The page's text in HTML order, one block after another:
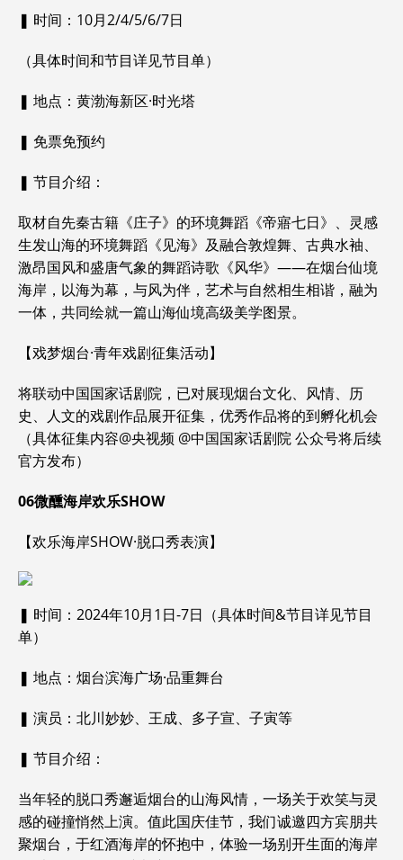
❚ 时间：10月2/4/5/6/7日
（具体时间和节目详见节目单）
❚ 地点：黄渤海新区·时光塔
❚ 免票免预约
❚ 节目介绍：
取材自先秦古籍《庄子》的环境舞蹈《帝寤七日》、灵感
生发山海的环境舞蹈《见海》及融合敦煌舞、古典水袖、
激昂国风和盛唐气象的舞蹈诗歌《风华》——在烟台仙境
海岸，以海为幕，与风为伴，艺术与自然相生相谐，融为
一体，共同绘就一篇山海仙境高级美学图景。
【戏梦烟台·青年戏剧征集活动】
将联动中国国家话剧院，已对展现烟台文化、风情、历
史、人文的戏剧作品展开征集，优秀作品将的到孵化机会
（具体征集内容@央视频 @中国国家话剧院 公众号将后续
官方发布）
06微醺海岸欢乐SHOW
【欢乐海岸SHOW·脱口秀表演】
❚ 时间：2024年10月1日-7日（具体时间&节目详见节目
单）
❚ 地点：烟台滨海广场·品重舞台
❚ 演员：北川妙妙、王成、多子宣、子寅等
❚ 节目介绍：
当年轻的脱口秀邂逅烟台的山海风情，一场关于欢笑与灵
感的碰撞悄然上演。值此国庆佳节，我们诚邀四方宾朋共
聚烟台，于红酒海岸的怀抱中，体验一场别开生面的海岸